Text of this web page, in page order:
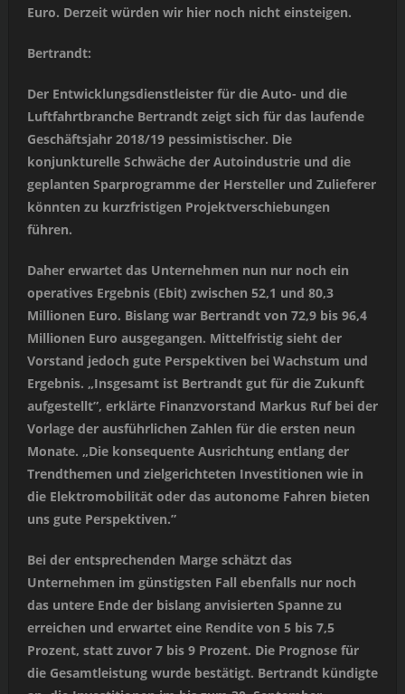
Euro. Derzeit würden wir hier noch nicht einsteigen.
Bertrandt:
Der Entwicklungsdienstleister für die Auto- und die
Luftfahrtbranche Bertrandt zeigt sich für das laufende
Geschäftsjahr 2018/19 pessimistischer. Die
konjunkturelle Schwäche der Autoindustrie und die
geplanten Sparprogramme der Hersteller und Zulieferer
könnten zu kurzfristigen Projektverschiebungen
führen.
Daher erwartet das Unternehmen nun nur noch ein
operatives Ergebnis (Ebit) zwischen 52,1 und 80,3
Millionen Euro. Bislang war Bertrandt von 72,9 bis 96,4
Millionen Euro ausgegangen. Mittelfristig sieht der
Vorstand jedoch gute Perspektiven bei Wachstum und
Ergebnis. „Insgesamt ist Bertrandt gut für die Zukunft
aufgestellt”, erklärte Finanzvorstand Markus Ruf bei der
Vorlage der ausführlichen Zahlen für die ersten neun
Monate. „Die konsequente Ausrichtung entlang der
Trendthemen und zielgerichteten Investitionen wie in
die Elektromobilität oder das autonome Fahren bieten
uns gute Perspektiven.”
Bei der entsprechenden Marge schätzt das
Unternehmen im günstigsten Fall ebenfalls nur noch
das untere Ende der bislang anvisierten Spanne zu
erreichen und erwartet eine Rendite von 5 bis 7,5
Prozent, statt zuvor 7 bis 9 Prozent. Die Prognose für
die Gesamtleistung wurde bestätigt. Bertrandt kündigte